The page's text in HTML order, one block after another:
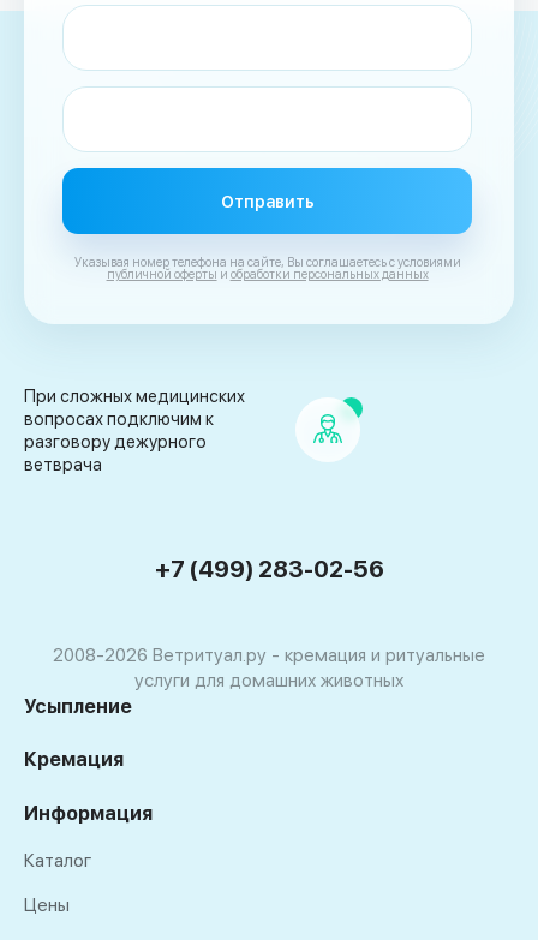
Ваше имя
Номер телефона
Отправить
Указывая номер телефона на сайте, Вы соглашаетесь с условиями
публичной оферты и обработки персональных данных
При сложных медицинских
вопросах подключим к
разговору дежурного
ветврача
+7 (499) 283-02-56
2008-2026 Ветритуал.ру - кремация и ритуальные
услуги для домашних животных
Усыпление
Кремация
Информация
Каталог
Цены